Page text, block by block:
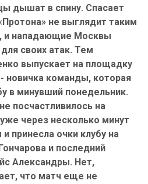
дышат в спину. Спасает
не выглядит таким
и нападающие Москвы
своих атак. Тем
выпускает на площадку
новичка команды, которая
в минувший понедельник.
посчастливилось на
через несколько минут
принесла очки клубу на
и последний
Александры. Нет,
что матч еще не